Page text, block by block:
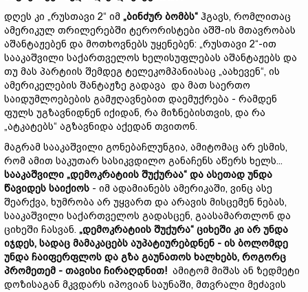
დღეს კი „რუსთავი 2“ იმ „ბინძურ ბომბს“ ჰგავს, რომლითაც
ამერიკულ თრილერებში ტერორისტები აშშ-ის მთავრობას
აშანტაჟებენ და მოთხოვნებს უყენებენ: „რუსთავი 2“-ით
სააკაშვილი საქართველოს ხელისუფლებას აშანტაჟებს და
თუ მას პარტიის შემდეგ ტელეკომპანიასაც „აახევენ“, ის
ამერიკელების შანტაჟზე გადავა და მათ საერთო
საიდუმლოებების გამჟღავნებით დაემუქრება - რამდენ
ფულს უგზავნიდნენ იქიდან, რა მიზნებისთვის, და რა
„ატკატებს“ აგზავნიდა აქედან თვითონ.
მაგრამ სააკაშვილი გონებაჩლუნგია, ამიტომაც არ ესმის,
რომ ამით საკუთარ სასიკვდილო განაჩენს აწერს ხელს...
სააკაშვილი „დემოკრატიის შუქურაა“ და ასეთად უნდა
წავიდეს საიქიოს - იმ ადამიანებს ამერიკაში, ვინც ასე
შეარქვა, ხუმრობა არ უყვართ და არავის მისცემენ ნებას,
სააკაშვილი საქართველოს გადასცენ, გაასამართლონ და
ციხეში ჩასვან. „დემოკრატიის შუქურა“ ციხეში კი არ უნდა
იჯდეს, სადაც მამაკაცებს აუპატიურებდნენ - ის ბოლომდე
უნდა ჩაიფერფლოს და გზა გაუნათოს ხალხებს, როგორც
პრომეთემ - თავისი ჩირაღდნით! ამიტომ მიშას ან ზედმეტი
დოზისაგან მკვდარს იპოვიან საუნაში, მთვრალი მეძავის